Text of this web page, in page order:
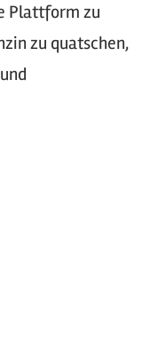
Plattform zu
zu quatschen,